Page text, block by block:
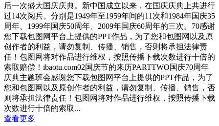
后一次盛大国庆庆典。新中国成立以来，在国庆庆典上共进行
过14次阅兵。分别是1949年至1959年间的11次和1984年国庆35
周年、1999年国庆50周年、2009年国庆60周年的三次。70感谢
您下载包图网平台上提供的PPT作品，为了您和包图网以及原
创作者的利益，请勿复制、传播、销售，否则将承担法律责
任！包图网将对作品进行维权，按照传播下载次数进行十倍的
索取赔偿！ibaotu.com02国庆节的来历PARTTWO国庆70周年
庆典主题班会感谢您下载包图网平台上提供的PPT作品，为了
您和包图网以及原创作者的利益，请勿复制、传播、销售，否
则将承担法律责任！包图网将对作品进行维权，按照传播下载
次数进行十倍的索取...
查看更多